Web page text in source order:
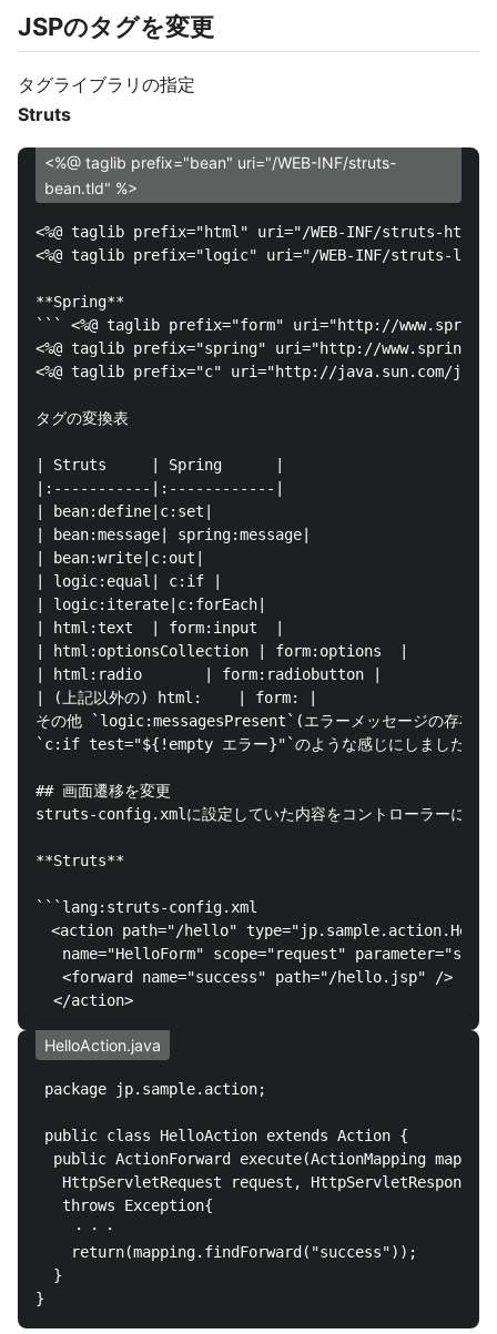
JSPのタグを変更
タグライブラリの指定
Struts
<%@ taglib prefix="bean" uri="/WEB-INF/struts-
bean.tld" %>
<%@ taglib prefix="html" uri="/WEB-INF/struts-
<%@ taglib prefix="logic" uri="/WEB-INF/struts-
**Spring**
``` <%@ taglib prefix="form" uri="http://
<%@ taglib prefix="spring" uri="http://
<%@ taglib prefix="c" uri="http://java.sun.com/
タグの変換表
| Struts     | Spring      |
|:-----------|:------------|
| bean:define|c:set|
| bean:message| spring:message|
| bean:write|c:out|
| logic:equal| c:if |
| logic:iterate|c:forEach|
| html:text  | form:input  |
| html:optionsCollection | form:options  |
| html:radio       | form:radiobutton |
| (上記以外の) html:    | form: |
その他 `logic:messagesPresent`(エラーメッセージの存在チ
`c:if test="${!empty エラー}"`のような感じにしました。
## 画面遷移を変更
struts-config.xmlに設定していた内容をコントローラーに書き
**Struts**
```lang:struts-config.xml
<action path="/hello"
name="HelloForm" scope="request"
   <forward name="success" path="/hello.jsp" />
HelloAction.java
package jp.sample.action;
public class HelloAction extends Action {
public ActionForward execute(ActionMapping
HttpServletRequest request, HttpServletResponse
   throws Exception{
    ・・・
    return(mapping.findForward("success"));
  }